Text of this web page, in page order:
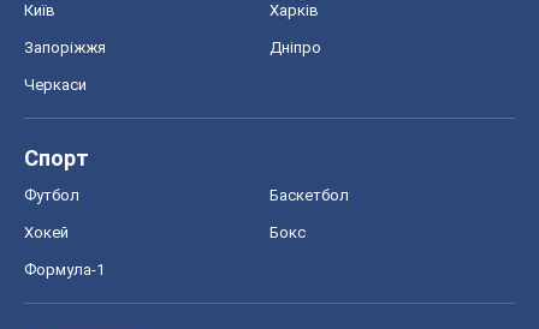
Київ Харків
Запоріжжя Дніпро
Черкаси
Спорт
Футбол Баскетбол
Хокей Бокс
Формула-1